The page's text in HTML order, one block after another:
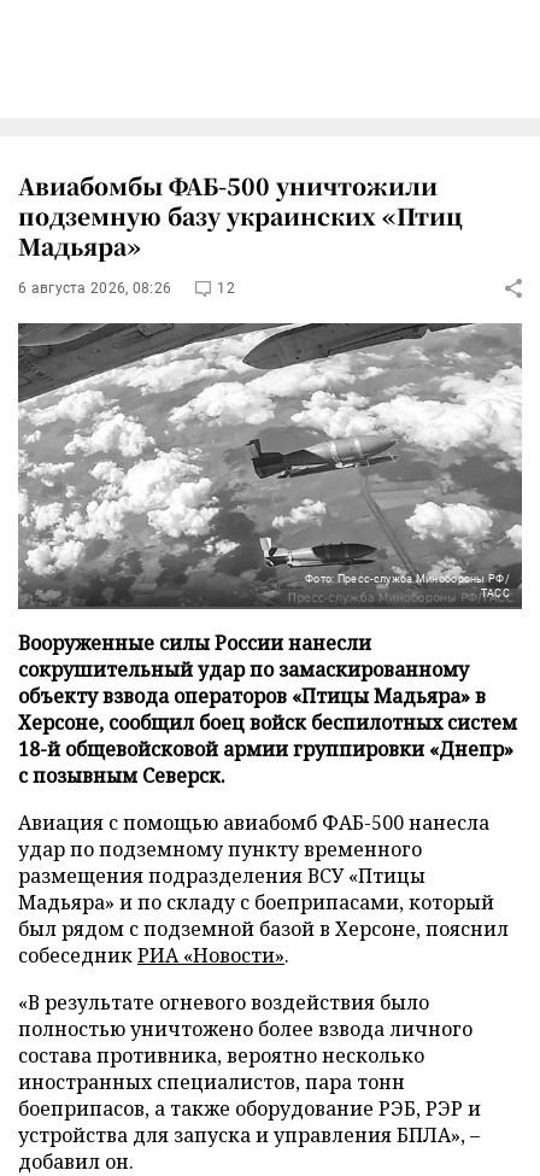
Авиабомбы ФАБ-500 уничтожили
подземную базу украинских «Птиц
Мадьяра»
6 августа 2026, 08:26 12
Фото: Пресс-служба Минобороны РФ/
ТАСС
Вооруженные силы России нанесли
сокрушительный удар по замаскированному
объекту взвода операторов «Птицы Мадьяра» в
Херсоне, сообщил боец войск беспилотных систем
18-й общевойсковой армии группировки «Днепр»
с позывным Северск.
Авиация с помощью авиабомб ФАБ-500 нанесла
удар по подземному пункту временного
размещения подразделения ВСУ «Птицы
Мадьяра» и по складу с боеприпасами, который
был рядом с подземной базой в Херсоне, пояснил
собеседникРИА «Новости».
«В результате огневого воздействия было
полностью уничтожено более взвода личного
состава противника, вероятно несколько
иностранных специалистов, пара тонн
боеприпасов, а также оборудование РЭБ, РЭР и
устройства для запуска и управления БПЛА», –
добавил он.